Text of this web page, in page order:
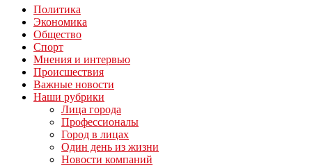
Политика
Экономика
Общество
Спорт
Мнения и интервью
Происшествия
Важные новости
Наши рубрики
Лица города
Профессионалы
Город в лицах
Один день из жизни
Новости компаний